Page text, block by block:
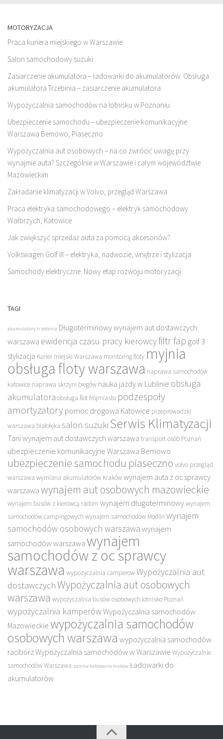
MOTORYZACJA
Praca kuriera miejskiego w Warszawie
Salon samochodowy suzuki
Zasiarczenie akumulatora – ładowarki do akumulatorów. Obsługa
akumulatora Trzebinia – zasiarczenie akumulatora
Wypożyczalnia samochodów na lotnisku w Poznaniu
Ubezpieczenie samochodu – ubezpieczenie komunikacyjne
Warszawa Bemowo, Piaseczno
Wypożyczalnia aut osobowych – na co zwrócić uwagę przy
wynajmie auta? Szczególnie w Warszawie i całym województwie
Mazowieckim
Zakładanie klimatyzacji w Volvo, przegląd Warszawa
Praca elektryka samochodowego – elektryk samochodowy
Wałbrzych, Katowice
Jak zwiększyć sprzedaż auta za pomocą akcesoriów?
Volkswagen Golf III – elektryka, nadwozie, wnętrze i stylizacja
Samochody elektryczne. Nowy etap rozwoju motoryzacji
TAGI
akumulatory trzebinia Długoterminowy wynajem aut dostawczych
warszawa ewidencja czasu pracy kierowcyfiltr fap golf 3
stylizacja Kurier miejski Warszawa monitoring floty myjnia
obsługa floty warszawa naprawa samochodów
katowice naprawa skrzyni biegów nauka jazdy w Lublinie obsługa
akumulatora obsługa flot trójmiasto podzespoły
amortyzatory pomoc drogowa Katowice przeprowadzki
warszawa białołęka salon suzuki Serwis Klimatyzacji
Tani wynajem aut dostawczych warszawa transport osób Poznań
ubezpieczenie komunikacyjne Warszawa Bemowo
ubezpieczenie samochodu piaseczno volvo przegląd
warszawa wymiana akumulatorów Krakówwynajem auta z oc sprawcy
warszawa wynajem aut osobowych mazowieckie
wynajem busów z kierowcą radom wynajem długoterminowywynajem
samochodów campingowych wynajem samochodów Modlin wynajem
samochodów osobowych warszawa wynajem
samochodów warszawa wynajem
samochodów z oc sprawcy
warszawa wypozyczalnia camperowWypożyczalnia aut
dostawczychWypożyczalnia aut osobowych
warszawa wypożyczalnia busów osobowych lotnisko Poznań
wypożyczalnia kamperówWypożyczalnia samochodów
Mazowieckie wypożyczalnia samochodów
osobowych warszawa wypożyczalnia samochodów
racibórzWypożyczalnia samochodów w Warszawie Wypożyczalnie
samochodów Warszawa zamów holowanie kraków Ładowarki do
akumulatorów